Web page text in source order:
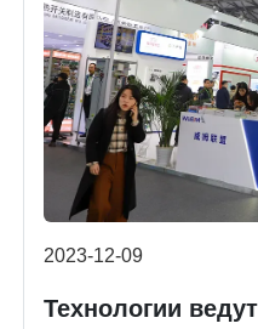
2023-12-09
Технологии